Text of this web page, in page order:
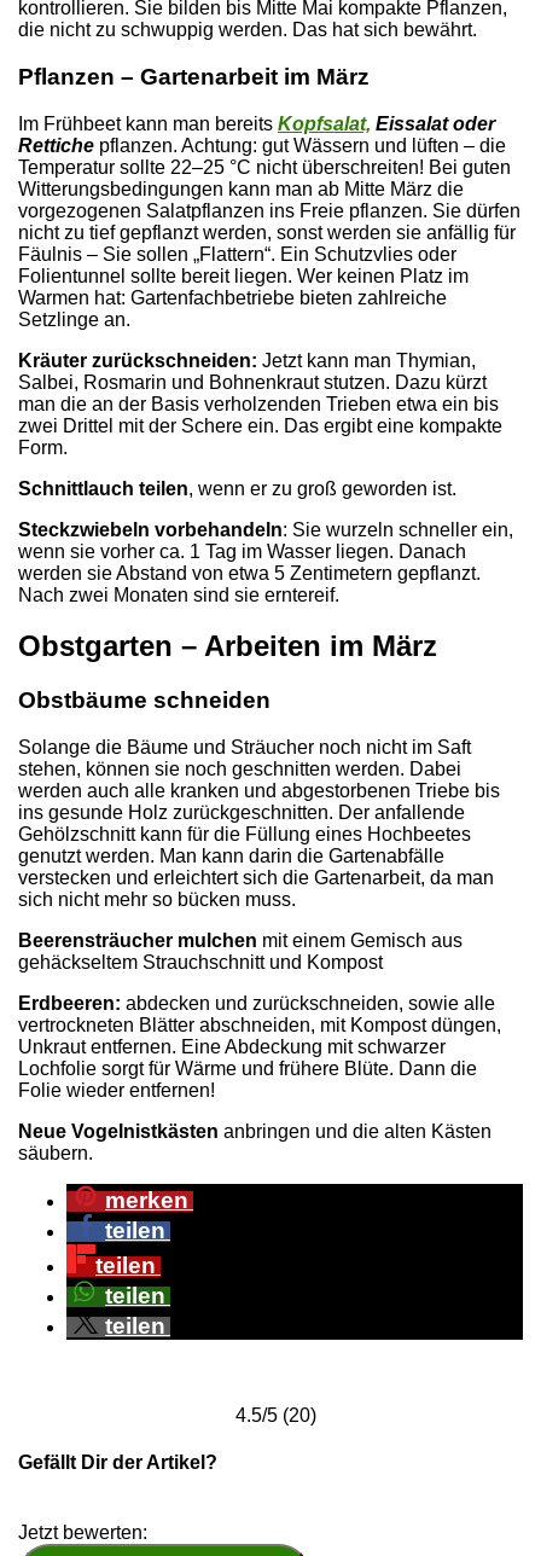
kontrollieren. Sie bilden bis Mitte Mai kompakte Pflanzen,
die nicht zu schwuppig werden. Das hat sich bewährt.
Pflanzen – Gartenarbeit im März
Im Frühbeet kann man bereits Kopfsalat, Eissalat oder
Rettiche pflanzen. Achtung: gut Wässern und lüften – die
Temperatur sollte 22–25 °C nicht überschreiten! Bei guten
Witterungsbedingungen kann man ab Mitte März die
vorgezogenen Salatpflanzen ins Freie pflanzen. Sie dürfen
nicht zu tief gepflanzt werden, sonst werden sie anfällig für
Fäulnis – Sie sollen „Flattern“. Ein Schutzvlies oder
Folientunnel sollte bereit liegen. Wer keinen Platz im
Warmen hat: Gartenfachbetriebe bieten zahlreiche
Setzlinge an.
Kräuter zurückschneiden: Jetzt kann man Thymian,
Salbei, Rosmarin und Bohnenkraut stutzen. Dazu kürzt
man die an der Basis verholzenden Trieben etwa ein bis
zwei Drittel mit der Schere ein. Das ergibt eine kompakte
Form.
Schnittlauch teilen, wenn er zu groß geworden ist.
Steckzwiebeln vorbehandeln: Sie wurzeln schneller ein,
wenn sie vorher ca. 1 Tag im Wasser liegen. Danach
werden sie Abstand von etwa 5 Zentimetern gepflanzt.
Nach zwei Monaten sind sie erntereif.
Obstgarten – Arbeiten im März
Obstbäume schneiden
Solange die Bäume und Sträucher noch nicht im Saft
stehen, können sie noch geschnitten werden. Dabei
werden auch alle kranken und abgestorbenen Triebe bis
ins gesunde Holz zurückgeschnitten. Der anfallende
Gehölzschnitt kann für die Füllung eines Hochbeetes
genutzt werden. Man kann darin die Gartenabfälle
verstecken und erleichtert sich die Gartenarbeit, da man
sich nicht mehr so bücken muss.
Beerensträucher mulchen mit einem Gemisch aus
gehäckseltem Strauchschnitt und Kompost
Erdbeeren: abdecken und zurückschneiden, sowie alle
vertrockneten Blätter abschneiden, mit Kompost düngen,
Unkraut entfernen. Eine Abdeckung mit schwarzer
Lochfolie sorgt für Wärme und frühere Blüte. Dann die
Folie wieder entfernen!
Neue Vogelnistkästen anbringen und die alten Kästen
säubern.
merken
teilen
teilen
teilen
teilen
4.5/5 (20)
Gefällt Dir der Artikel?
Jetzt bewerten: